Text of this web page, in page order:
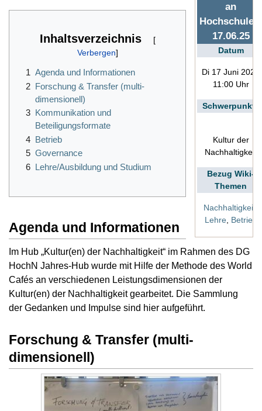
an
Hochschulen,
17.06.25
Datum
Di 17 Juni 2025
11:00 Uhr
Schwerpunkte
Kultur der
Nachhaltigkeit
Bezug Wiki-
Themen
Nachhaltigkeit
Lehre, Betrieb
Inhaltsverzeichnis
1 Agenda und Informationen
2 Forschung & Transfer (multi-
dimensionell)
3 Kommunikation und
Beteiligungsformate
4 Betrieb
5 Governance
6 Lehre/Ausbildung und Studium
Agenda und Informationen
Im Hub „Kultur(en) der Nachhaltigkeit“ im Rahmen des DG
HochN Jahres-Hub wurde mit Hilfe der Methode des World
Cafés an verschiedenen Leistungsdimensionen der
Kultur(en) der Nachhaltigkeit gearbeitet. Die Sammlung
der Gedanken und Impulse sind hier aufgeführt.
Forschung & Transfer (multi-
dimensionell)